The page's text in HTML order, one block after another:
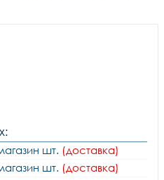
шт. (доставка)
шт. (доставка)